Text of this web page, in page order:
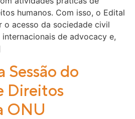
humanos. Com isso, o Edital
o acesso da sociedade civil
de advocacy e,
Sessão do
Direitos
ONU